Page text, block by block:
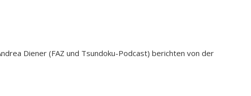
Diener (FAZ und Tsundoku-Podcast) berichten von der